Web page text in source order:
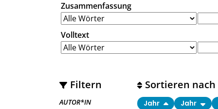
Zusammenfassung
Volltext
Filtern
AUTOR*IN
Sortieren nach
Jahr Jahr